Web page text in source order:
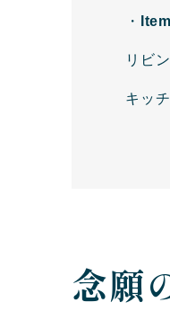
・
リビ
キッ
念願